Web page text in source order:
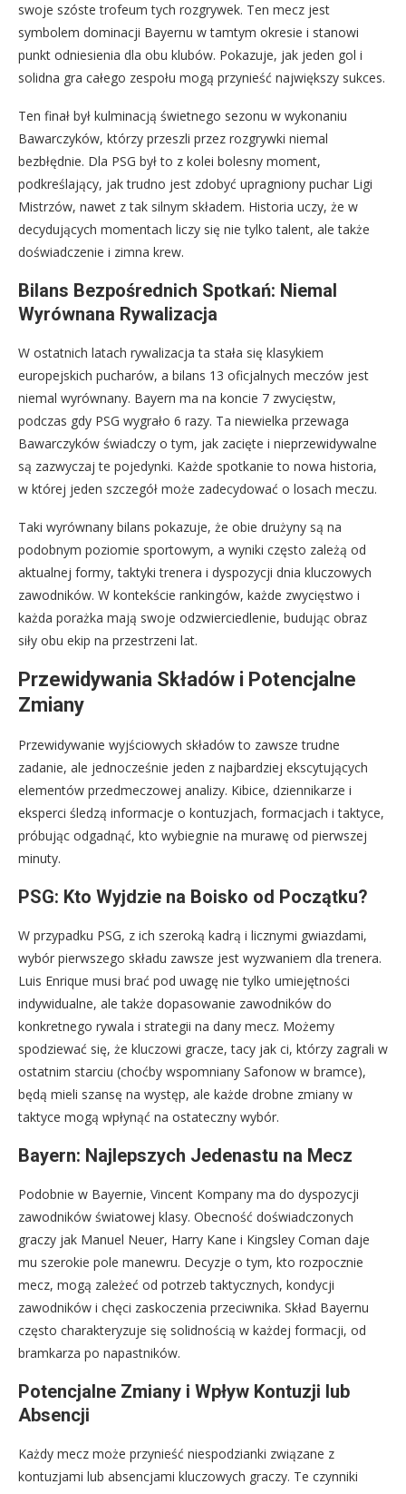
swoje szóste trofeum tych rozgrywek. Ten mecz jest
symbolem dominacji Bayernu w tamtym okresie i stanowi
punkt odniesienia dla obu klubów. Pokazuje, jak jeden gol i
solidna gra całego zespołu mogą przynieść największy sukces.
Ten finał był kulminacją świetnego sezonu w wykonaniu
Bawarczyków, którzy przeszli przez rozgrywki niemal
bezbłędnie. Dla PSG był to z kolei bolesny moment,
podkreślający, jak trudno jest zdobyć upragniony puchar Ligi
Mistrzów, nawet z tak silnym składem. Historia uczy, że w
decydujących momentach liczy się nie tylko talent, ale także
doświadczenie i zimna krew.
Bilans Bezpośrednich Spotkań: Niemal
Wyrównana Rywalizacja
W ostatnich latach rywalizacja ta stała się klasykiem
europejskich pucharów, a bilans 13 oficjalnych meczów jest
niemal wyrównany. Bayern ma na koncie 7 zwycięstw,
podczas gdy PSG wygrało 6 razy. Ta niewielka przewaga
Bawarczyków świadczy o tym, jak zacięte i nieprzewidywalne
są zazwyczaj te pojedynki. Każde spotkanie to nowa historia,
w której jeden szczegół może zadecydować o losach meczu.
Taki wyrównany bilans pokazuje, że obie drużyny są na
podobnym poziomie sportowym, a wyniki często zależą od
aktualnej formy, taktyki trenera i dyspozycji dnia kluczowych
zawodników. W kontekście rankingów, każde zwycięstwo i
każda porażka mają swoje odzwierciedlenie, budując obraz
siły obu ekip na przestrzeni lat.
Przewidywania Składów i Potencjalne
Zmiany
Przewidywanie wyjściowych składów to zawsze trudne
zadanie, ale jednocześnie jeden z najbardziej ekscytujących
elementów przedmeczowej analizy. Kibice, dziennikarze i
eksperci śledzą informacje o kontuzjach, formacjach i taktyce,
próbując odgadnąć, kto wybiegnie na murawę od pierwszej
minuty.
PSG: Kto Wyjdzie na Boisko od Początku?
W przypadku PSG, z ich szeroką kadrą i licznymi gwiazdami,
wybór pierwszego składu zawsze jest wyzwaniem dla trenera.
Luis Enrique musi brać pod uwagę nie tylko umiejętności
indywidualne, ale także dopasowanie zawodników do
konkretnego rywala i strategii na dany mecz. Możemy
spodziewać się, że kluczowi gracze, tacy jak ci, którzy zagrali w
ostatnim starciu (choćby wspomniany Safonow w bramce),
będą mieli szansę na występ, ale każde drobne zmiany w
taktyce mogą wpłynąć na ostateczny wybór.
Bayern: Najlepszych Jedenastu na Mecz
Podobnie w Bayernie, Vincent Kompany ma do dyspozycji
zawodników światowej klasy. Obecność doświadczonych
graczy jak Manuel Neuer, Harry Kane i Kingsley Coman daje
mu szerokie pole manewru. Decyzje o tym, kto rozpocznie
mecz, mogą zależeć od potrzeb taktycznych, kondycji
zawodników i chęci zaskoczenia przeciwnika. Skład Bayernu
często charakteryzuje się solidnością w każdej formacji, od
bramkarza po napastników.
Potencjalne Zmiany i Wpływ Kontuzji lub
Absencji
Każdy mecz może przynieść niespodzianki związane z
kontuzjami lub absencjami kluczowych graczy. Te czynniki